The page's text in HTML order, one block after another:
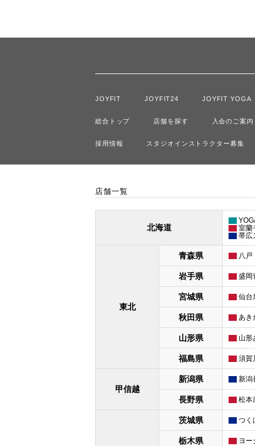
JOYFIT JOYFIT24 JOYFIT YOGA
総合トップ 店舗を探す 入会のご案内
採用情報 スタジオインストラクター募集
店舗一覧
北海道
室蘭
帯広
東北
青森県 八戸
岩手県 盛岡
宮城県 仙台
秋田県 あき
山形県 山形
福島県 須賀
甲信越
新潟県 新潟
長野県 松本
茨城県 つく
栃木県 ヨー